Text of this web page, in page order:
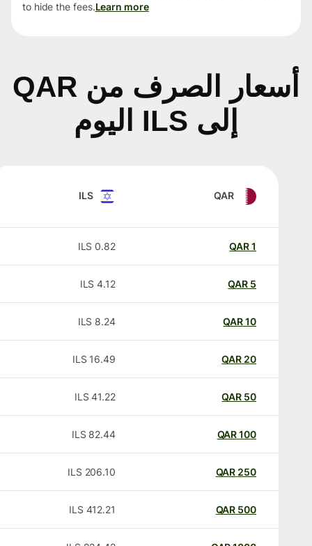
to hide the fees.Learn more
أسعار الصرف من QAR
إلى ILS اليوم
QAR
ILS
QAR
0.82
ILS
QAR
4.12
ILS
QAR
8.24
ILS
20
QAR
16.49
ILS
50
QAR
41.22
ILS
100
QAR
82.44
ILS
250
QAR
206.10
ILS
500
QAR
412.21
ILS